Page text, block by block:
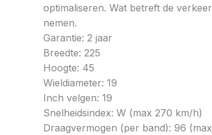
optimaliseren. Wat betreft de
nemen.
Garantie: 2 jaar
Breedte: 225
Hoogte: 45
Wieldiameter: 19
Inch velgen: 19
Snelheidsindex: W (max 270 km/h)
Draagvermogen (per band): 96